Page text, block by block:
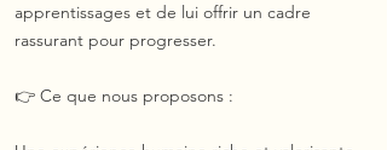
apprentissages et de lui offrir un cadre
rassurant pour progresser.
👉 Ce que nous proposons :